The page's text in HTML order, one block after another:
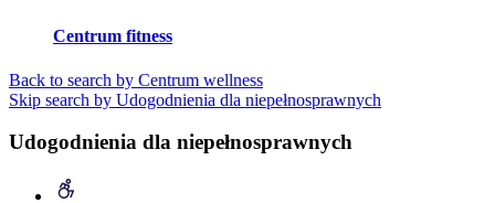
Centrum fitness
Back to search by Centrum wellness
Skip search by Udogodnienia dla niepełnosprawnych
Udogodnienia dla niepełnosprawnych